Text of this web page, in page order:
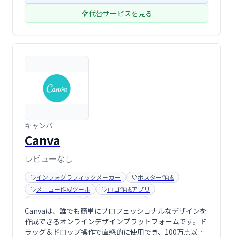
代替サービスを見る
キャンバ
Canva
レビューなし
インフォグラフィックメーカー
ポスター作成
メニュー作成ツール
ロゴ作成アプリ
画像エディター
Canvaは、誰でも簡単にプロフェッショナルなデザインを
作成できるオンラインデザインプラットフォームです。ド
ラッグ＆ドロップ操作で直感的に使用でき、100万点以上